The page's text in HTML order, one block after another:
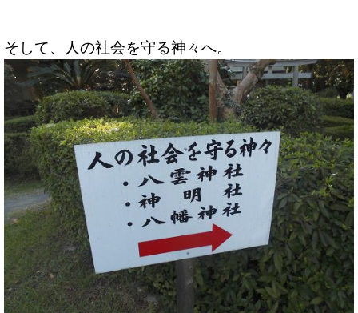
そして、人の社会を守る神々へ。